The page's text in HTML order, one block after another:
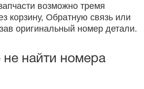
возможно тремя
корзину, Обратную связь или
оригинальный номер детали.
не найти номера